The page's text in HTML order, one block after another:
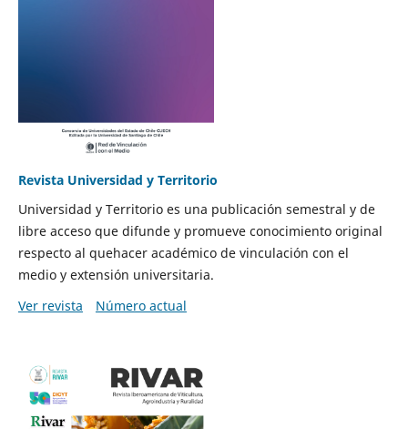
Revista Universidad y Territorio
Universidad y Territorio es una publicación semestral y de
libre acceso que difunde y promueve conocimiento original
respecto al quehacer académico de vinculación con el
medio y extensión universitaria.
Ver revista
Número actual